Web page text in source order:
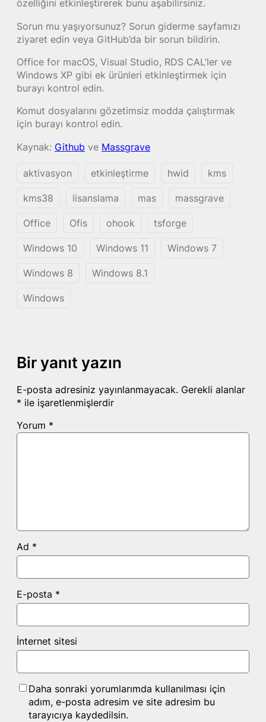
özelliğini etkinleştirerek bunu aşabilirsiniz.
Sorun mu yaşıyorsunuz? Sorun giderme sayfamızı
ziyaret edin veya GitHub’da bir sorun bildirin.
Office for macOS, Visual Studio, RDS CAL’ler ve
Windows XP gibi ek ürünleri etkinleştirmek için
burayı kontrol edin.
Komut dosyalarını gözetimsiz modda çalıştırmak
için burayı kontrol edin.
Kaynak: Github ve Massgrave
aktivasyon etkinleştirme hwid kms
kms38 lisanslama mas massgrave
Office Ofis ohook tsforge
Windows 10 Windows 11 Windows 7
Windows 8 Windows 8.1
Windows
Bir yanıt yazın
E-posta adresiniz yayınlanmayacak. Gerekli alanlar
* ile işaretlenmişlerdir
Yorum *
Ad *
E-posta *
İnternet sitesi
Daha sonraki yorumlarımda kullanılması için
adım, e-posta adresim ve site adresim bu
tarayıcıya kaydedilsin.